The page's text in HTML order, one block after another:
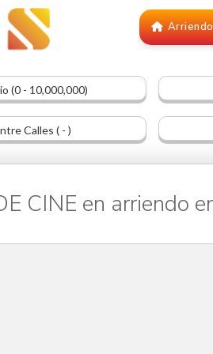
Arriendo
(0 - 10,000,000)
Calles ( - )
CINE en arriendo